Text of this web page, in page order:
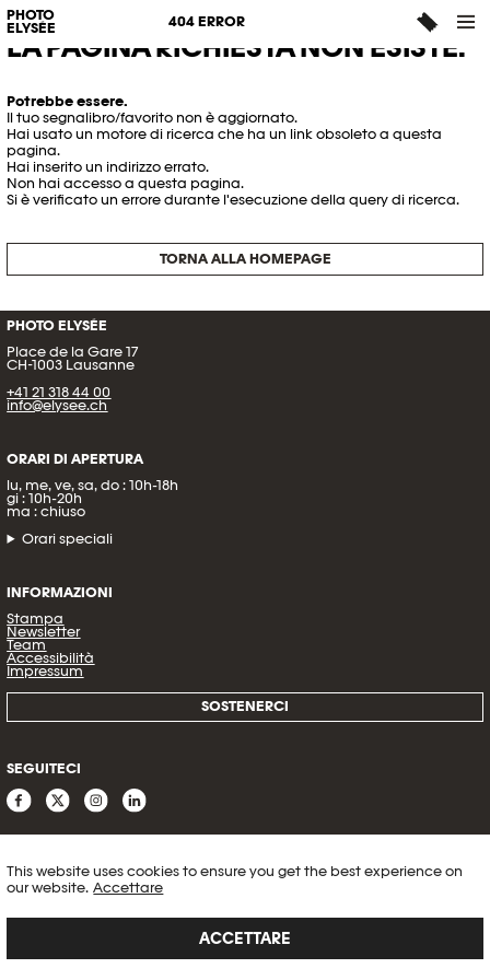
This website uses cookies to ensure you get the best experience on
our website. Accettare
ACCETTARE
PHOTO
ELYSÉE
404 ERROR
LA PAGINA RICHIESTA NON ESISTE.
Potrebbe essere.
Il tuo segnalibro/favorito non è aggiornato.
Hai usato un motore di ricerca che ha un link obsoleto a questa
pagina.
Hai inserito un indirizzo errato.
Non hai accesso a questa pagina.
Si è verificato un errore durante l'esecuzione della query di ricerca.
TORNA ALLA HOMEPAGE
PHOTO ELYSÉE
Place de la Gare 17
CH-1003 Lausanne
+41 21 318 44 00
info@elysee.ch
ORARI DI APERTURA
lu, me, ve, sa, do : 10h-18h
gi : 10h-20h
ma : chiuso
Orari speciali
INFORMAZIONI
Stampa
Newsletter
Team
Accessibilità
Impressum
SOSTENERCI
SEGUITECI